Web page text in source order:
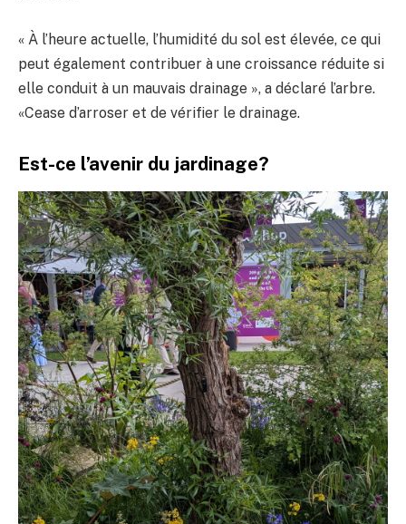
« À l’heure actuelle, l’humidité du sol est élevée, ce qui
peut également contribuer à une croissance réduite si
elle conduit à un mauvais drainage », a déclaré l’arbre.
«Cease d’arroser et de vérifier le drainage.
Est-ce l’avenir du jardinage?